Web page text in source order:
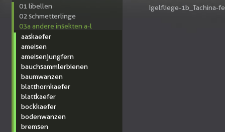
01 libellen
02 schmetterlinge
03a andere insekten a-l
aaskaefer
ameisen
ameisenjungfern
bauchsammlerbienen
baumwanzen
blatthornkaefer
blattkaefer
bockkaefer
bodenwanzen
bremsen
Igelfliege-1b_Tachina-